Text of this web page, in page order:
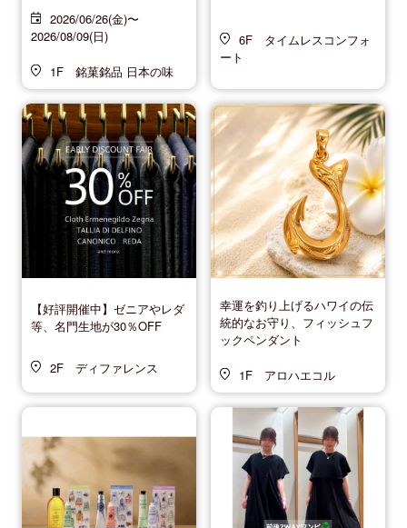
2026/06/26(金)〜
2026/08/09(日)
1F 銘菓銘品 日本の味
6F タイムレスコンフォ
ート
【好評開催中】ゼニアやレダ
等、名門生地が30％OFF
2F ディファレンス
幸運を釣り上げるハワイの伝
統的なお守り、フィッシュフ
ックペンダント
1F アロハエコル